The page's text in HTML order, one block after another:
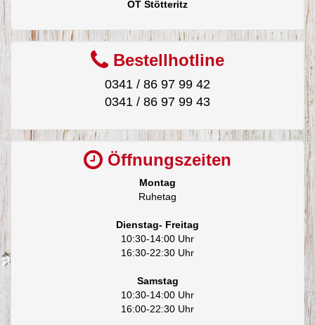
OT Stötteritz
Bestellhotline
0341 / 86 97 99 42
0341 / 86 97 99 43
Öffnungszeiten
Montag
Ruhetag
Dienstag- Freitag
10:30-14:00 Uhr
16:30-22:30 Uhr
Samstag
10:30-14:00 Uhr
16:00-22:30 Uhr